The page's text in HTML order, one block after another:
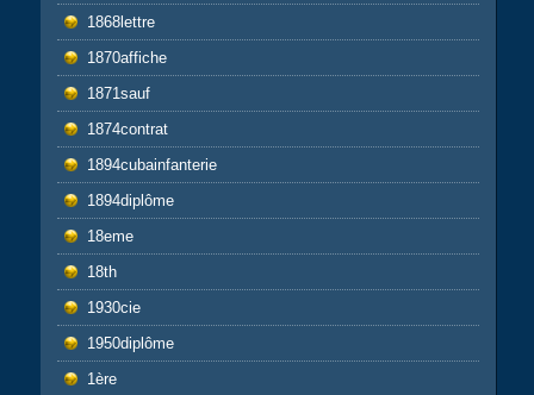
1868lettre
1870affiche
1871sauf
1874contrat
1894cubainfanterie
1894diplôme
18eme
18th
1930cie
1950diplôme
1ère